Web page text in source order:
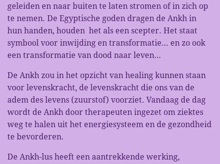
geleiden en naar buiten te laten stromen of in zich op
te nemen. De Egyptische goden dragen de Ankh in
hun handen, houden het als een scepter. Het staat
symbool voor inwijding en transformatie… en zo ook
een transformatie van dood naar leven…
De Ankh zou in het opzicht van healing kunnen staan
voor levenskracht, de levenskracht die ons van de
adem des levens (zuurstof) voorziet. Vandaag de dag
wordt de Ankh door therapeuten ingezet om ziektes
weg te halen uit het energiesysteem en de gezondheid
te bevorderen.
De Ankh-lus heeft een aantrekkende werking,